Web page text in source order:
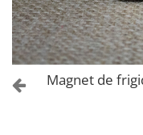
Castelul Peles
Cetatea Alba Carolina
Cetatea de Scaun a
Cetatea Oradea
Cani suvenir
Colectia "Orase
Colectia Semne de
Semn de carte suvenir
Magnet de